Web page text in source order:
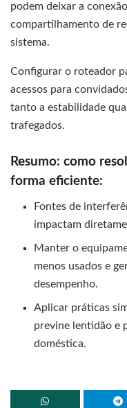
podem deixar a
compartilhamento de
sistema.
Configurar o roteador
acessos para
tanto a estabilidade
trafegados.
Resumo: como
forma eficiente:
Fontes de
impactam
Manter o
menos usados e
desempenho.
Aplicar práticas
previne lentidão e
doméstica.